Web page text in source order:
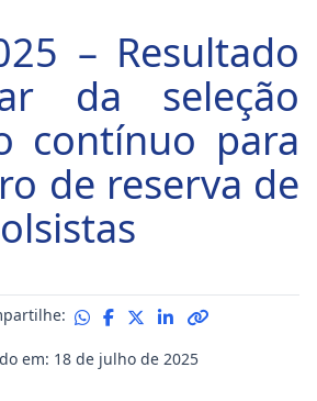
– Resultado
da seleção
contínuo para
de reserva de
em: 18 de julho de 2025